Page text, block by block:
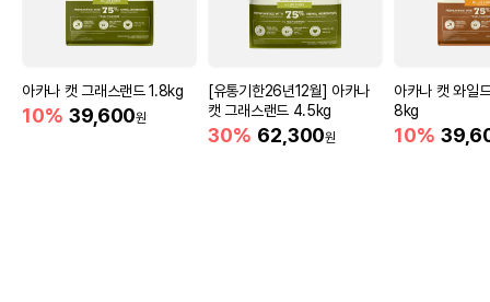
아카나 캣 그래스랜드 1.8kg
10% 39,600원
[유통기한26년12월] 아카나
캣 그래스랜드 4.5kg
30% 62,300원
아카나 캣 와일
8kg
10%